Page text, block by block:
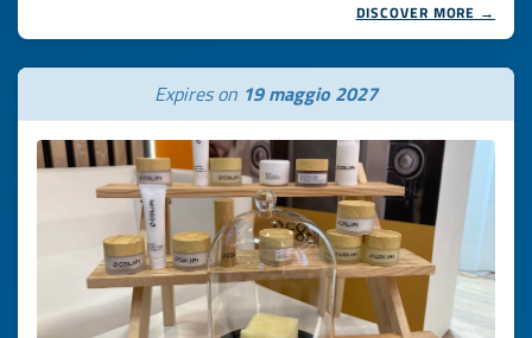
DISCOVER MORE →
Expires on 19 maggio 2027